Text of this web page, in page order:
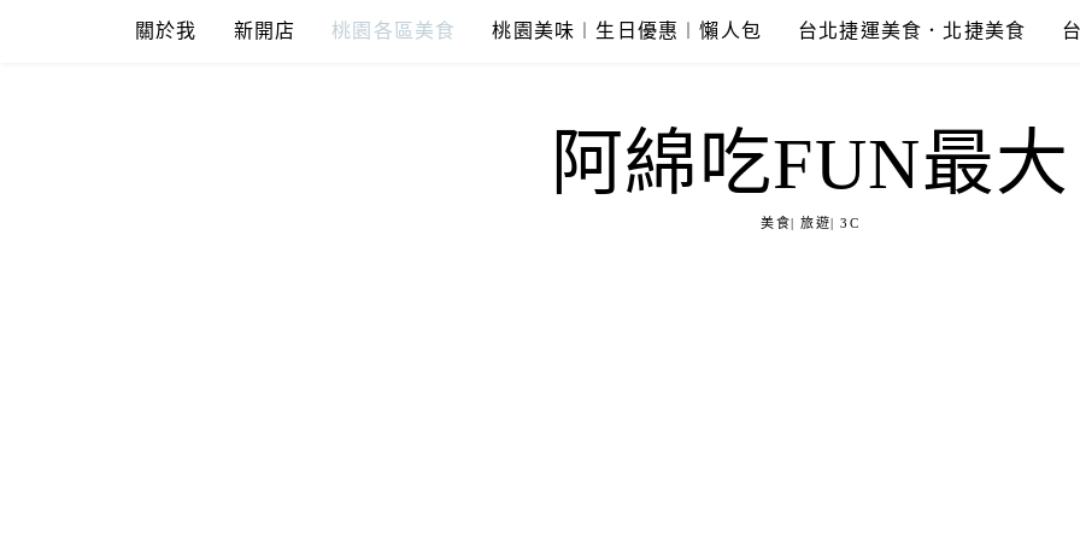
關於我 新開店 桃園各區美食 桃園美味︱生日優惠︱懶人包 台北捷運美食．北捷美食
阿綿吃FUN最大
美食| 旅遊| 3C